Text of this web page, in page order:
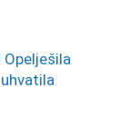
Opelješila